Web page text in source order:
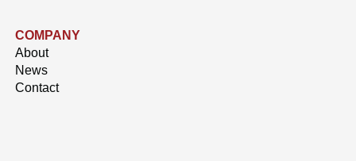
COMPANY
About
News
Contact